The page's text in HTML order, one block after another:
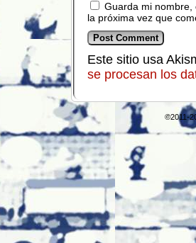
Guarda mi nombre,
la próxima vez que
Este sitio usa
se procesan los
©2011-